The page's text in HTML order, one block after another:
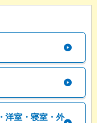
洋室・寝室・外